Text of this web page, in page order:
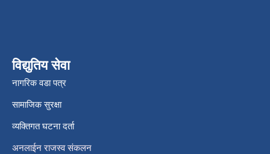
विद्युतिय सेवा
नागरिक वडा पत्र
सामाजिक सुरक्षा
व्यक्तिगत घटना दर्ता
अनलाईन राजस्व संकलन